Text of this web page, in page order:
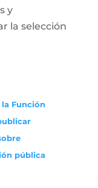
y
la selección
Función
pública